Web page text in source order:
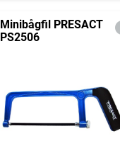
Minibågfil PRESACT
PS2506